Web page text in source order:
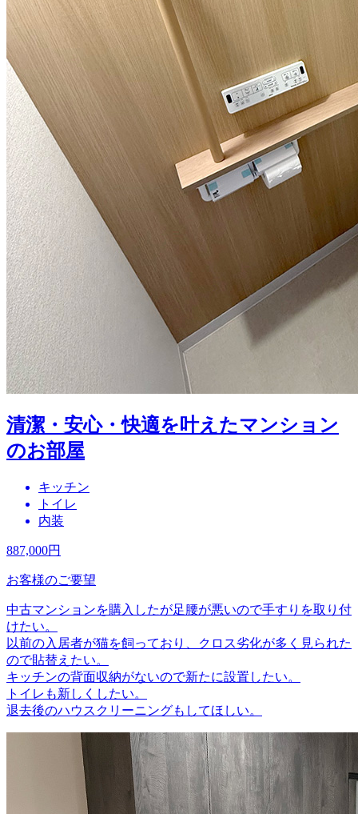
清潔・安心・快適を叶えたマンション
のお部屋
キッチン
トイレ
内装
887,000円
お客様のご要望
中古マンションを購入したが足腰が悪いので手すりを取り付
けたい。
以前の入居者が猫を飼っており、クロス劣化が多く見られた
ので貼替えたい。
キッチンの背面収納がないので新たに設置したい。
トイレも新しくしたい。
退去後のハウスクリーニングもしてほしい。